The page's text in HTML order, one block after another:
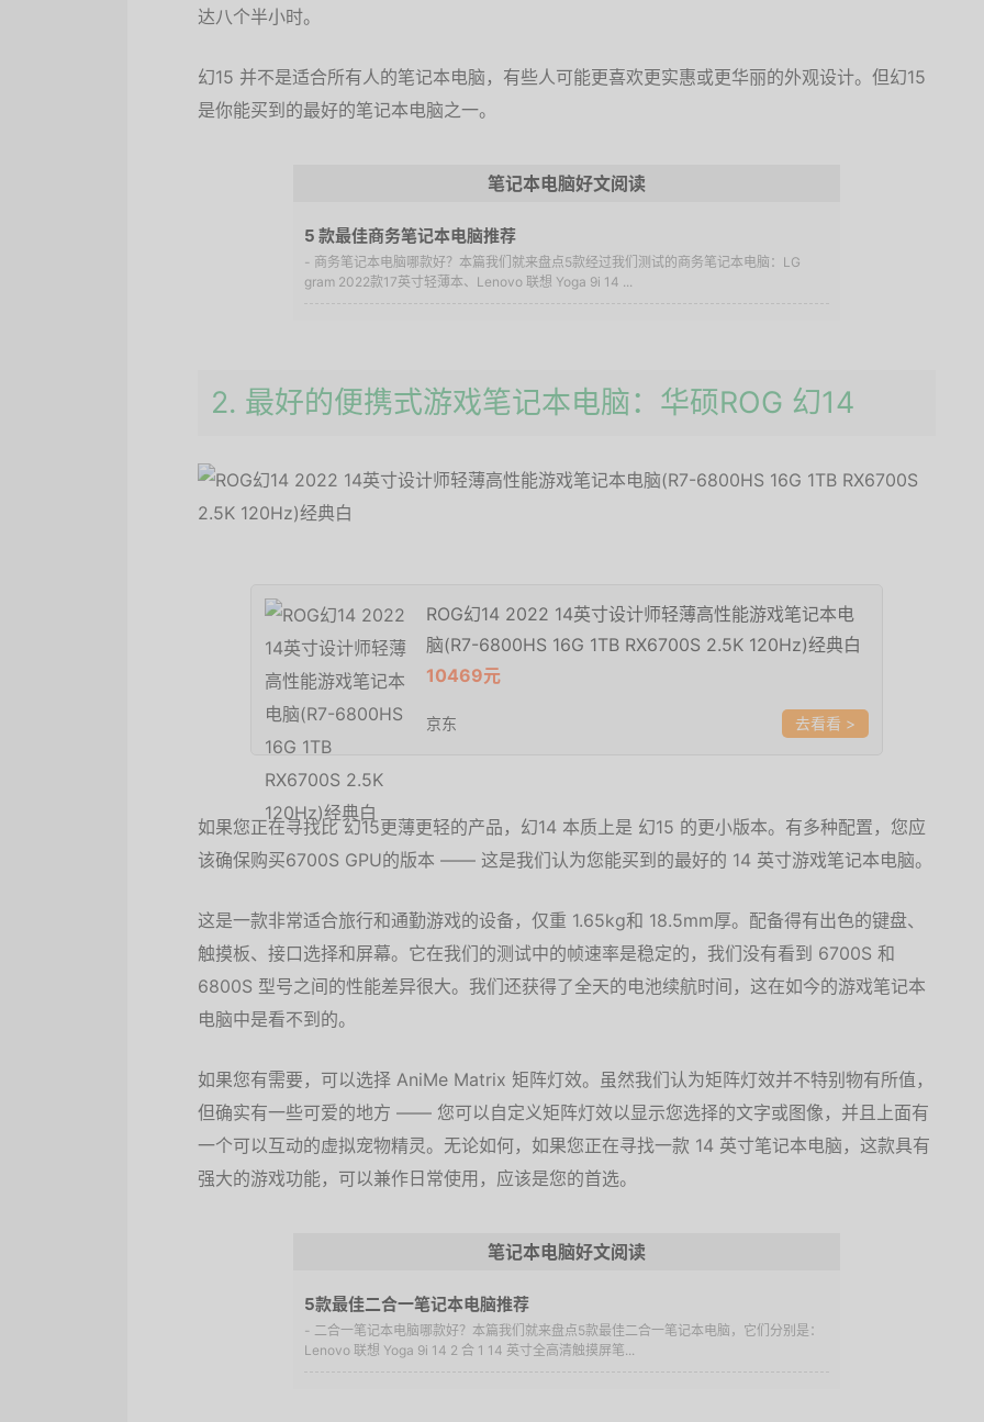
达八个半小时。
幻15 并不是适合所有人的笔记本电脑，有些人可能更喜欢更实惠或更华丽的外观设计。但幻15
是你能买到的最好的笔记本电脑之一。
笔记本电脑好文阅读
5 款最佳商务笔记本电脑推荐
- 商务笔记本电脑哪款好？本篇我们就来盘点5款经过我们测试的商务笔记本电脑：LG
gram 2022款17英寸轻薄本、Lenovo 联想 Yoga 9i 14 ...
2. 最好的便携式游戏笔记本电脑：华硕ROG 幻14
ROG幻14 2022 14英寸设计师轻薄高性能游戏笔记本电
脑(R7-6800HS 16G 1TB RX6700S 2.5K 120Hz)经典白
10469元
京东 >
如果您正在寻找比 幻15更薄更轻的产品，幻14 本质上是 幻15 的更小版本。有多种配置，您应
该确保购买6700S GPU的版本 —— 这是我们认为您能买到的最好的 14 英寸游戏笔记本电脑。
这是一款非常适合旅行和通勤游戏的设备，仅重 1.65kg和 18.5mm厚。配备得有出色的键盘、
触摸板、接口选择和屏幕。它在我们的测试中的帧速率是稳定的，我们没有看到 6700S 和
6800S 型号之间的性能差异很大。我们还获得了全天的电池续航时间，这在如今的游戏笔记本
电脑中是看不到的。
如果您有需要，可以选择 AniMe Matrix 矩阵灯效。虽然我们认为矩阵灯效并不特别物有所值，
但确实有一些可爱的地方 —— 您可以自定义矩阵灯效以显示您选择的文字或图像，并且上面有
一个可以互动的虚拟宠物精灵。无论如何，如果您正在寻找一款 14 英寸笔记本电脑，这款具有
强大的游戏功能，可以兼作日常使用，应该是您的首选。
笔记本电脑好文阅读
5款最佳二合一笔记本电脑推荐
- 二合一笔记本电脑哪款好？本篇我们就来盘点5款最佳二合一笔记本电脑，它们分别是：
Lenovo 联想 Yoga 9i 14 2 合 1 14 英寸全高清触摸屏笔...